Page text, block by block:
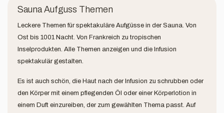
Sauna Aufguss Themen
Leckere Themen für spektakuläre Aufgüsse in der Sauna. Von
Ost bis 1001 Nacht. Von Frankreich zu tropischen
Inselprodukten. Alle Themen anzeigen und die Infusion
spektakulär gestalten.
Es ist auch schön, die Haut nach der Infusion zu schrubben oder
den Körper mit einem pflegenden Öl oder einer Körperlotion in
einem Duft einzureiben, der zum gewählten Thema passt. Auf